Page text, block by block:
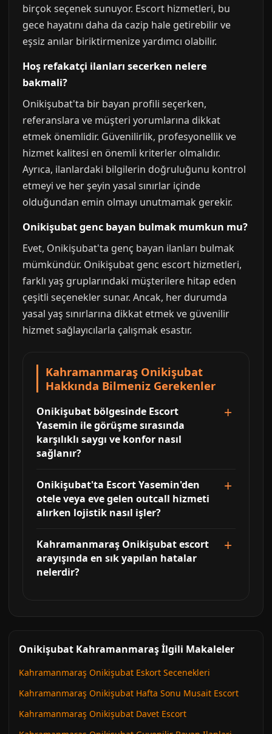
birçok seçenek sunuyor. Escort hizmetleri, bu
gece hayatını daha da cazip hale getirebilir ve
eşsiz anılar biriktirmenize yardımcı olabilir.
Hoş refakatçi ilanları secerken nelere
bakmali?
Onikişubat'ta bir bayan profili seçerken,
referanslara ve müşteri yorumlarına dikkat
etmek önemlidir. Güvenilirlik, profesyonellik ve
hizmet kalitesi en önemli kriterler olmalıdır.
Ayrıca, ilanlardaki bilgilerin doğruluğunu kontrol
etmeyi ve her şeyin yasal sınırlar içinde
olduğundan emin olmayı unutmamak gerekir.
Onikişubat genc bayan bulmak mumkun mu?
Evet, Onikişubat'ta genç bayan ilanları bulmak
mümkündür. Onikişubat genc escort hizmetleri,
farklı yaş gruplarındaki müşterilere hitap eden
çeşitli seçenekler sunar. Ancak, her durumda
yasal yaş sınırlarına dikkat etmek ve güvenilir
hizmet sağlayıcılarla çalışmak esastır.
Kahramanmaraş Onikişubat
Hakkında Bilmeniz Gerekenler
Onikişubat bölgesinde Escort
Yasemin ile görüşme sırasında
karşılıklı saygı ve konfor nasıl
sağlanır?
Onikişubat'ta Escort Yasemin'den
otele veya eve gelen outcall hizmeti
alırken lojistik nasıl işler?
Kahramanmaraş Onikişubat escort
arayışında en sık yapılan hatalar
nelerdir?
Onikişubat Kahramanmaraş İlgili Makaleler
Kahramanmaraş Onikişubat Eskort Secenekleri
Kahramanmaraş Onikişubat Hafta Sonu Musait Escort
Kahramanmaraş Onikişubat Davet Escort